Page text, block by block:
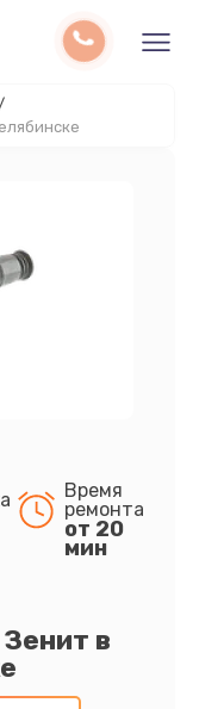
в
Время
ремонта
от 20
мин